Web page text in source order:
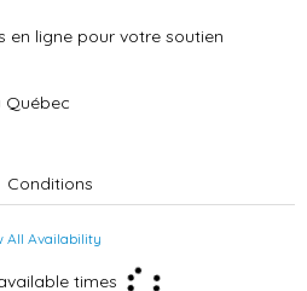
en ligne pour votre soutien
Québec
Conditions
All Availability
times